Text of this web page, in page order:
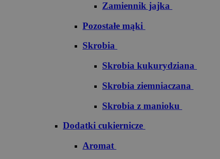
Zamiennik jajka
Pozostałe mąki
Skrobia
Skrobia kukurydziana
Skrobia ziemniaczana
Skrobia z manioku
Dodatki cukiernicze
Aromat